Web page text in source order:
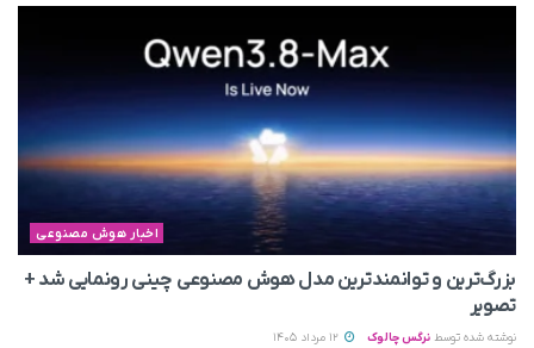
اخبار هوش مصنوعی
بزرگ‌ترین و توانمندترین مدل هوش مصنوعی چینی رونمایی شد +
تصویر
نوشته شده توسط نرگس چالوک